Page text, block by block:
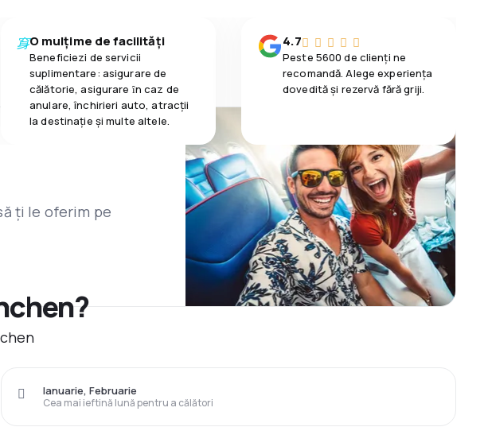
O mulțime de facilități
Beneficiezi de servicii
suplimentare: asigurare de
călătorie, asigurare ȋn caz de
anulare, închirieri auto, atracții
la destinaţie și multe altele.
4.7
Peste 5600 de clienți ne
recomandă. Alege experiența
dovedită și rezervă fără griji.
ți le oferim pe
Cea mai ieftină lună pentru a călători
Ianuarie, Februarie